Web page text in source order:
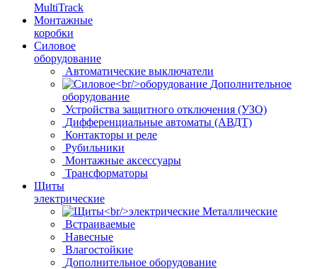
MultiTrack
Монтажные
коробки
Силовое
оборудование
Автоматические выключатели
Дополнительное
оборудование
Устройства защитного отключения (УЗО)
Дифференциальные автоматы (АВДТ)
Контакторы и реле
Рубильники
Монтажные аксессуары
Трансформаторы
Щиты
электрические
Металлические
Встраиваемые
Навесные
Влагостойкие
Дополнительное оборудование